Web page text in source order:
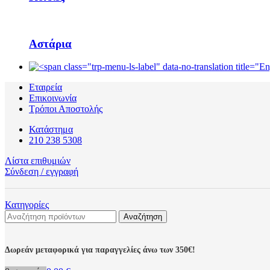
Αστάρια
Εταιρεία
Επικοινωνία
Τρόποι Αποστολής
Κατάστημα
210 238 5308
Λίστα επιθυμιών
Σύνδεση / εγγραφή
Κατηγορίες
Αναζήτηση
Δωρεάν μεταφορικά για παραγγελίες άνω των 350€!